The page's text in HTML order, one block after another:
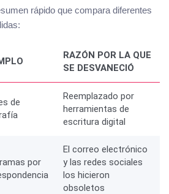
rápido que compara diferentes
RAZÓN POR LA QUE
SE DESVANECIÓ
de
Reemplazado por
herramientas de
escritura digital
por
El correo electrónico
y las redes sociales
los hicieron
obsoletos